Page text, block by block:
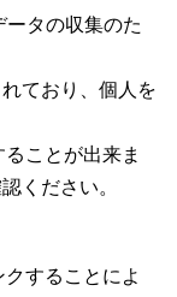
タの収集のた
ており、個人を
ことが出来ま
ください。
することによ